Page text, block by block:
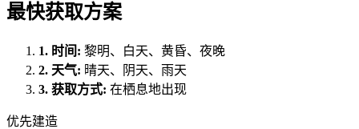
最快获取方案
1. 时间 : 黎明、白天、黄昏、夜晚
2. 天气: 晴天、阴天、雨天
3. 获取方式: 在栖息地出现
优先建造